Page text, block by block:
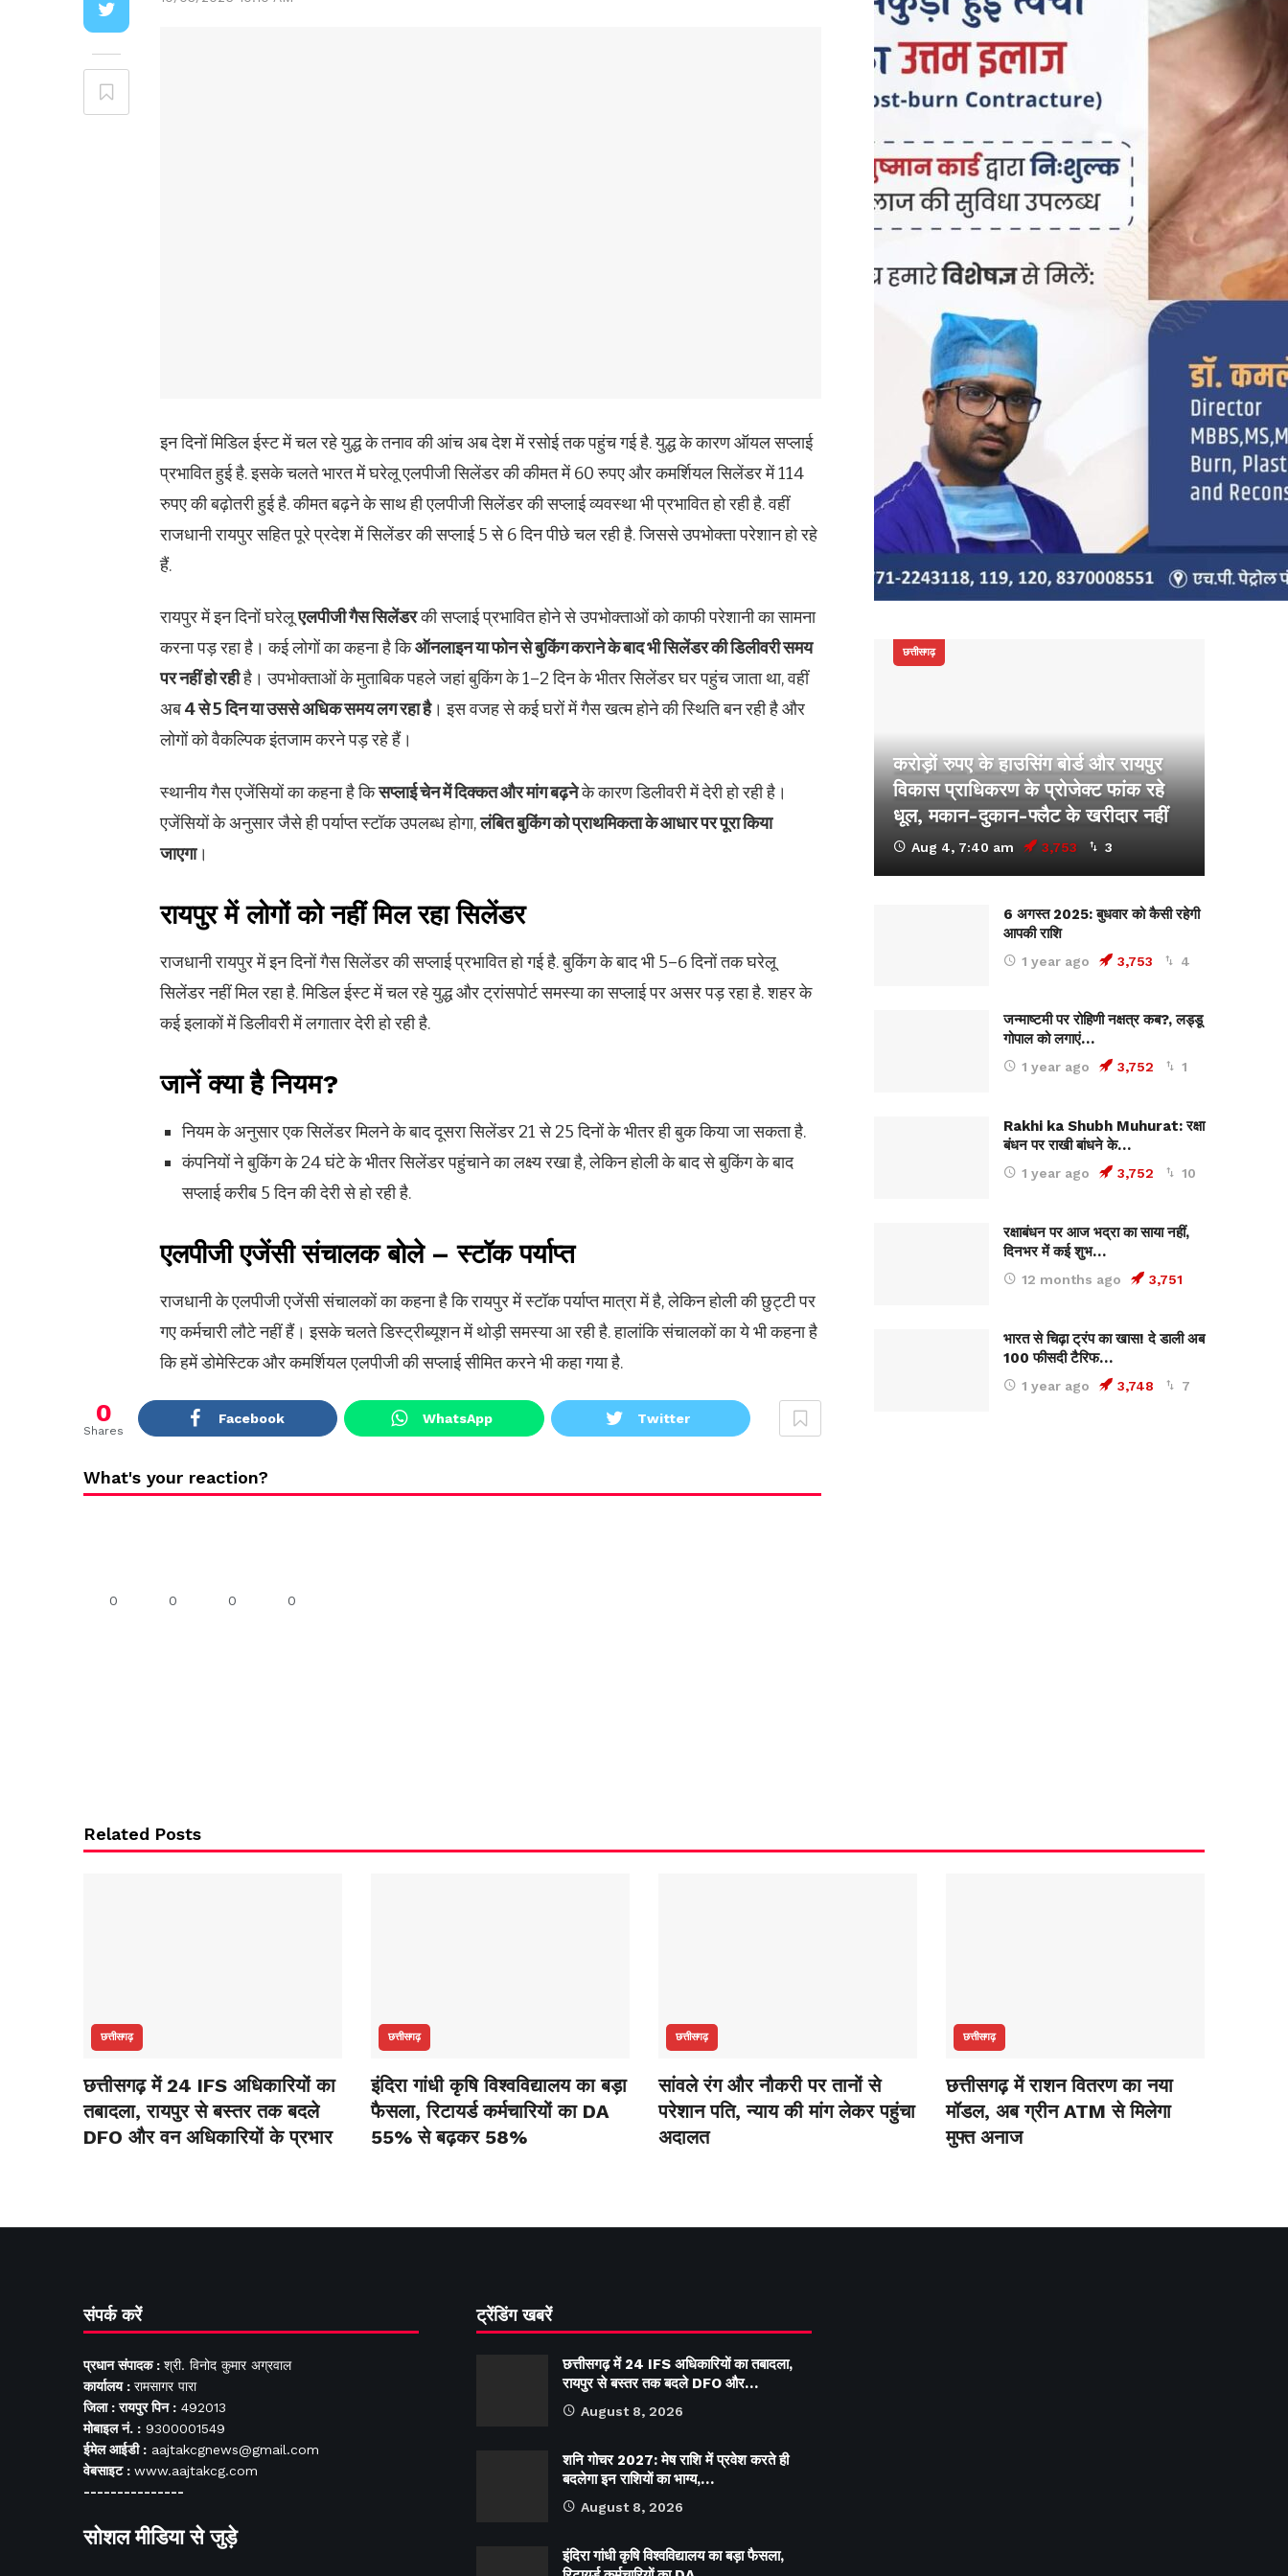
इन दिनों मिडिल ईस्ट में चल रहे युद्ध के तनाव की आंच अब देश में रसोई तक पहुंच गई है. युद्ध के कारण ऑयल सप्लाई
प्रभावित हुई है. इसके चलते भारत में घरेलू एलपीजी सिलेंडर की कीमत में 60 रुपए और कमर्शियल सिलेंडर में 114
रुपए की बढ़ोतरी हुई है. कीमत बढ़ने के साथ ही एलपीजी सिलेंडर की सप्लाई व्यवस्था भी प्रभावित हो रही है. वहीं
राजधानी रायपुर सहित पूरे प्रदेश में सिलेंडर की सप्लाई 5 से 6 दिन पीछे चल रही है. जिससे उपभोक्ता परेशान हो रहे
हैं.
रायपुर में इन दिनों घरेलूएलपीजी गैस सिलेंडरकी सप्लाई प्रभावित होने से उपभोक्ताओं को काफी परेशानी का सामना
करना पड़ रहा है। कई लोगों का कहना है किऑनलाइन या फोन से बुकिंग कराने के बाद भी सिलेंडर की डिलीवरी समय
पर नहीं हो रहीहै। उपभोक्ताओं के मुताबिक पहले जहां बुकिंग के 1–2 दिन के भीतर सिलेंडर घर पहुंच जाता था, वहीं
अब4से 5दिन या उससे अधिक समय लग रहा है। इस वजह से कई घरों में गैस खत्म होने की स्थिति बन रही है और
लोगों को वैकल्पिक इंतजाम करने पड़ रहे हैं।
स्थानीय गैस एजेंसियों का कहना है किसप्लाई चेन में दिक्कत और मांग बढ़नेके कारण डिलीवरी में देरी हो रही है।
एजेंसियों के अनुसार जैसे ही पर्याप्त स्टॉक उपलब्ध होगा,लंबित बुकिंग को प्राथमिकता के आधार पर पूरा किया
जाएगा।
रायपुर में लोगों को नहीं मिल रहा सिलेंडर
राजधानी रायपुर में इन दिनों गैस सिलेंडर की सप्लाई प्रभावित हो गई है. बुकिंग के बाद भी 5–6 दिनों तक घरेलू
सिलेंडर नहीं मिल रहा है. मिडिल ईस्ट में चल रहे युद्ध और ट्रांसपोर्ट समस्या का सप्लाई पर असर पड़ रहा है. शहर के
कई इलाकों में डिलीवरी में लगातार देरी हो रही है.
जानें क्या है नियम?
नियम के अनुसार एक सिलेंडर मिलने के बाद दूसरा सिलेंडर 21 से 25 दिनों के भीतर ही बुक किया जा सकता है.
कंपनियों ने बुकिंग के 24 घंटे के भीतर सिलेंडर पहुंचाने का लक्ष्य रखा है, लेकिन होली के बाद से बुकिंग के बाद
सप्लाई करीब 5 दिन की देरी से हो रही है.
एलपीजी एजेंसी संचालक बोले – स्टॉक पर्याप्त
राजधानी के एलपीजी एजेंसी संचालकों का कहना है कि रायपुर में स्टॉक पर्याप्त मात्रा में है, लेकिन होली की छुट्टी पर
गए कर्मचारी लौटे नहीं हैं। इसके चलते डिस्ट्रीब्यूशन में थोड़ी समस्या आ रही है. हालांकि संचालकों का ये भी कहना है
कि हमें डोमेस्टिक और क​मर्शियल एलपीजी की सप्लाई सीमित करने भी कहा गया है.
0
Shares
Facebook WhatsApp Twitter
What's your reaction?
0 0 0 0
छत्तीसगढ़
करोड़ों रुपए के हाउसिंग बोर्ड और रायपुर
विकास प्राधिकरण के प्रोजेक्ट फांक रहे
धूल, मकान-दुकान-फ्लैट के खरीदार नहीं
Aug 4, 7:40 am 3,753 3
6 अगस्त 2025: बुधवार को कैसी रहेगी
आपकी राशि
1 year ago 3,753 4
जन्माष्टमी पर रोहिणी नक्षत्र कब?, लड्डू
गोपाल को लगाएं…
1 year ago 3,752 1
Rakhi ka Shubh Muhurat: रक्षा
बंधन पर राखी बांधने के…
1 year ago 3,752 10
रक्षाबंधन पर आज भद्रा का साया नहीं,
दिनभर में कई शुभ…
12 months ago 3,751
भारत से चिढ़ा ट्रंप का खास! दे डाली अब
100 फीसदी टैरिफ…
1 year ago 3,748 7
Related Posts
छत्तीसगढ़
छत्तीसगढ़ में 24 IFS अधिकारियों का
तबादला, रायपुर से बस्तर तक बदले
DFO और वन अधिकारियों के प्रभार
छत्तीसगढ़
इंदिरा गांधी कृषि विश्वविद्यालय का बड़ा
फैसला, रिटायर्ड कर्मचारियों का DA
55% से बढ़कर 58%
छत्तीसगढ़
सांवले रंग और नौकरी पर तानों से
परेशान पति, न्याय की मांग लेकर पहुंचा
अदालत
छत्तीसगढ़
छत्तीसगढ़ में राशन वितरण का नया
मॉडल, अब ग्रीन ATM से मिलेगा
मुफ्त अनाज
संपर्क करें
प्रधान संपादक : श्री. विनोद कुमार अग्रवाल
कार्यालय : रामसागर पारा
जिला : रायपुर पिन : 492013
मोबाइल नं. : 9300001549
ईमेल आईडी : aajtakcgnews@gmail.com
वेबसाइट : www.aajtakcg.com
---------------
सोशल मीडिया से जुड़े
ट्रेंडिंग खबरें
छत्तीसगढ़ में 24 IFS अधिकारियों का तबादला,
रायपुर से बस्तर तक बदले DFO और…
August 8, 2026
शनि गोचर 2027: मेष राशि में प्रवेश करते ही
बदलेगा इन राशियों का भाग्य,…
August 8, 2026
इंदिरा गांधी कृषि विश्वविद्यालय का बड़ा फैसला,